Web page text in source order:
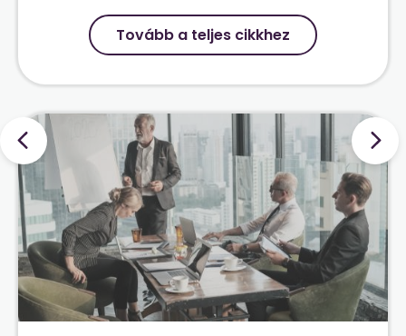
Tovább a teljes cikkhez